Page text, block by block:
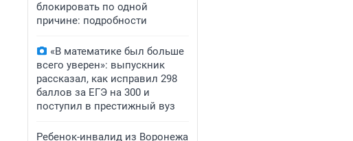
блокировать по одной
причине: подробности
«В математике был больше
всего уверен»: выпускник
рассказал, как исправил 298
баллов за ЕГЭ на 300 и
поступил в престижный вуз
Ребенок-инвалид из Воронежа